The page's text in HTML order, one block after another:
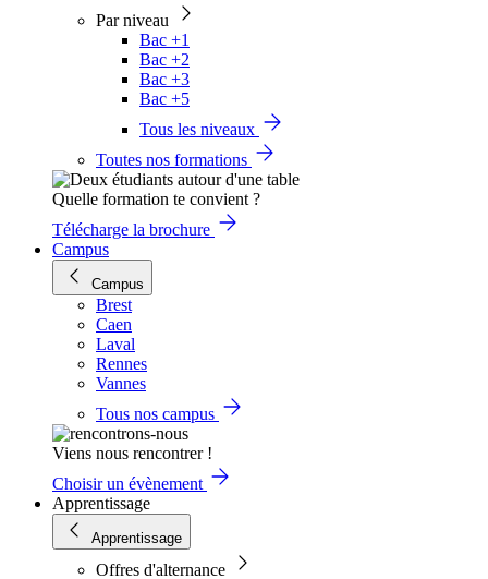
Par niveau
Bac +1
Bac +2
Bac +3
Bac +5
Tous les niveaux
Toutes nos formations
Quelle formation te convient ?
Télécharge la brochure
Campus
Campus
Brest
Caen
Laval
Rennes
Vannes
Tous nos campus
Viens nous rencontrer !
Choisir un évènement
Apprentissage
Apprentissage
Offres d'alternance